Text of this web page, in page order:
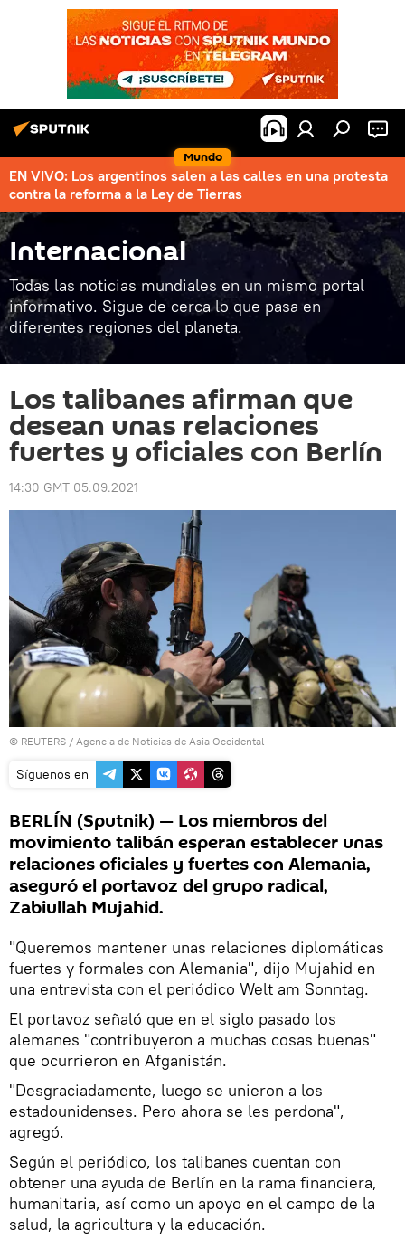
Mundo
EN VIVO: Los argentinos salen a las calles en una protesta
contra la reforma a la Ley de Tierras
Internacional
Todas las noticias mundiales en un mismo portal
informativo. Sigue de cerca lo que pasa en
diferentes regiones del planeta.
Los talibanes afirman que
desean unas relaciones
fuertes y oficiales con Berlín
14:30 GMT 05.09.2021
© REUTERS / Agencia de Noticias de Asia Occidental
Síguenos en
BERLÍN (Sputnik) — Los miembros del
movimiento talibán esperan establecer unas
relaciones oficiales y fuertes con Alemania,
aseguró el portavoz del grupo radical,
Zabiullah Mujahid.
"Queremos mantener unas relaciones diplomáticas
fuertes y formales con Alemania", dijo Mujahid en
una entrevista con el periódico Welt am Sonntag.
El portavoz señaló que en el siglo pasado los
alemanes "contribuyeron a muchas cosas buenas"
que ocurrieron en Afganistán.
"Desgraciadamente, luego se unieron a los
estadounidenses. Pero ahora se les perdona",
agregó.
Según el periódico, los talibanes cuentan con
obtener una ayuda de Berlín en la rama financiera,
humanitaria, así como un apoyo en el campo de la
salud, la agricultura y la educación.